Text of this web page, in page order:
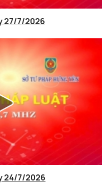
27/7/2026
24/7/2026